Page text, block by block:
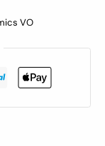
VO